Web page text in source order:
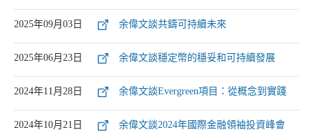
2025年09月03日 余偉文談共鑄可持續未來
2025年06月23日 余偉文談穩定幣的穩妥和可持續發展
2024年11月28日 余偉文談Evergreen項目：從概念到實踐
2024年10月21日 余偉文談2024年國際金融領袖投資峰會